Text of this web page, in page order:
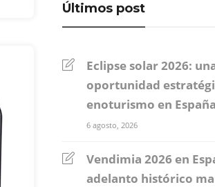
Últimos post
Eclipse solar 2026:
oportunidad
enoturismo en España
6 agosto, 2026
Vendimia 2026 en
adelanto histórico